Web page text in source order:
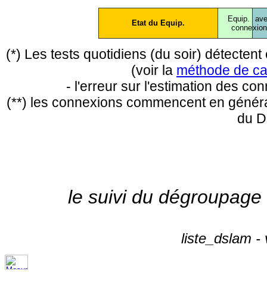
Etat du Equip.
Equip.
conne
(*) Les tests quotidiens (du soir)
(voir la méthode de
- l'erreur sur l'estimation des
(**) les connexions commencent en
du
le suivi du
liste_dslam -